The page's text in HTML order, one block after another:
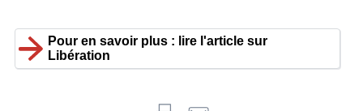
Pour en savoir plus : lire l'article sur
Libération